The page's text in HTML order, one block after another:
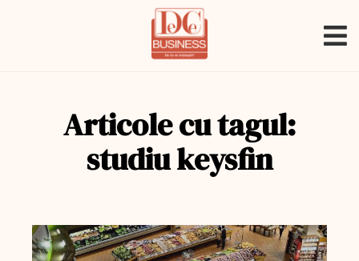
Articole cu tagul:
studiu keysfin